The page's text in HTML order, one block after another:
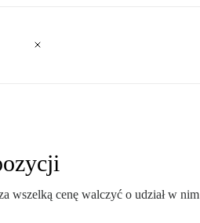
wszelką cenę walczyć o udział w nim